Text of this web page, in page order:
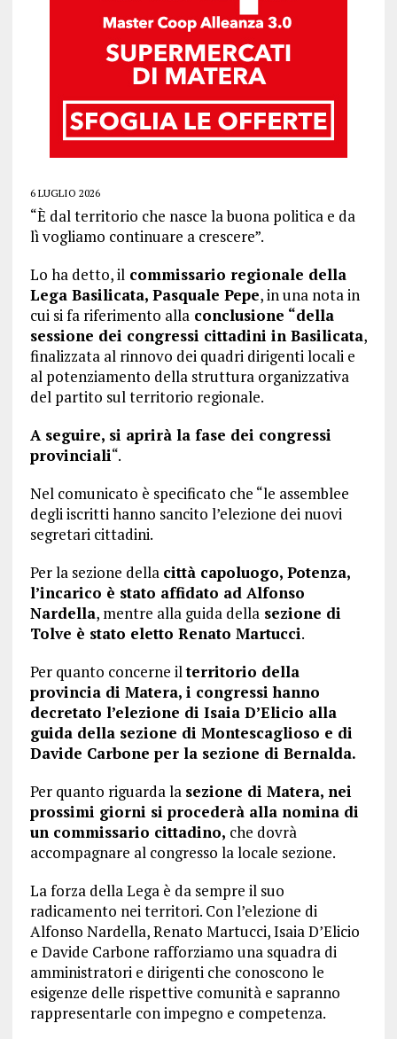
6 LUGLIO 2026
“È dal territorio che nasce la buona politica e da
lì vogliamo continuare a crescere”.
Lo ha detto, ilcommissario regionale della
Lega Basilicata, Pasquale Pepe, in una nota in
cui si fa riferimento allaconclusione “della
sessione dei congressi cittadini in Basilicata,
finalizzata al rinnovo dei quadri dirigenti locali e
al potenziamento della struttura organizzativa
del partito sul territorio regionale.
A seguire, si aprirà la fase dei congressi
provinciali“.
Nel comunicato è specificato che “le assemblee
degli iscritti hanno sancito l’elezione dei nuovi
segretari cittadini.
Per la sezione della città capoluogo, Potenza,
l’incarico è stato affidato ad Alfonso
Nardella, mentre alla guida dellasezione di
Tolve è stato eletto Renato Martucci.
Per quanto concerne ilterritorio della
provincia di Matera, i congressi hanno
decretato l’elezione di Isaia D’Elicio alla
guida della sezione di Montescaglioso e di
Davide Carbone per la sezione di Bernalda.
Per quanto riguarda la sezione di Matera, nei
prossimi giorni si procederà alla nomina di
un commissario cittadino, che dovrà
accompagnare al congresso la locale sezione.
La forza della Lega è da sempre il suo
radicamento nei territori. Con l’elezione di
Alfonso Nardella, Renato Martucci, Isaia D’Elicio
e Davide Carbone rafforziamo una squadra di
amministratori e dirigenti che conoscono le
esigenze delle rispettive comunità e sapranno
rappresentarle con impegno e competenza.